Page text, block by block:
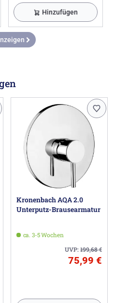
Hinzufügen
Kronenbach AQA 2.0
Unterputz-Brausearmatur
ca. 3-5 Wochen
UVP:199,68€
75,99 €